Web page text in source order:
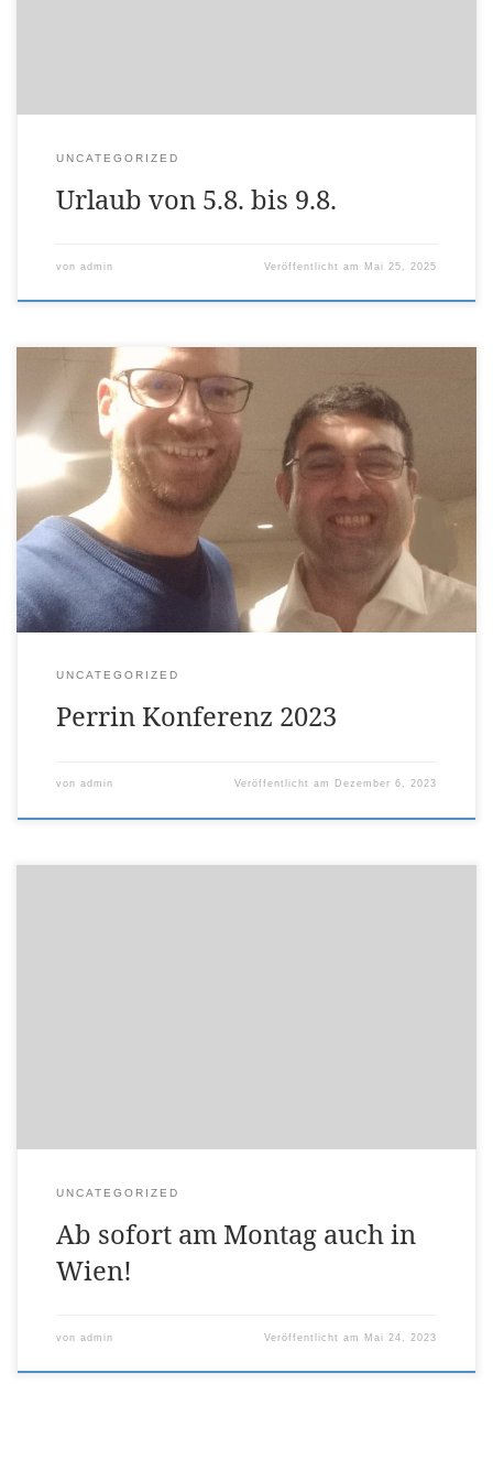
UNCATEGORIZED
Urlaub von 5.8. bis 9.8.
von admin Veröffentlicht am Mai 25, 2025
Am 3. Dezember 2023 durfte ich wieder an unserer
jährlich Perrin Konferenz in Prestwich, Manchester,
teilnehmen. Wie immer waren die Vorträge sehr
inspirierend. Nach einem kurzen Jahresrückblick über die
vielen Aktivitäten von Dr Perrin war der Höhepunkt
diesmal für mich die vorläufigen Resultate der aktuell
laufenden Studie über die Perrin […]
UNCATEGORIZED
Perrin Konferenz 2023
von admin Veröffentlicht am Dezember 6, 2023
UNCATEGORIZED
Ab sofort am Montag auch in
Wien!
von admin Veröffentlicht am Mai 24, 2023